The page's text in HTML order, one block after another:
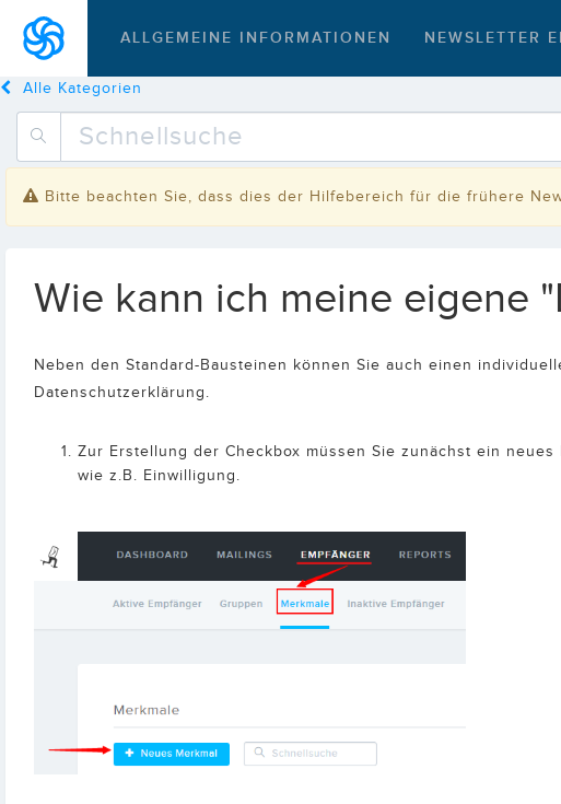
ALLGEMEINE INFORMATIONEN NEWSLETTER
Alle Kategorien
Bitte beachten Sie, dass dies der Hilfebereich für die frühere
Wie kann ich meine eigene
Neben den Standard-Bausteinen können Sie auch einen
Datenschutzerklärung.
Zur Erstellung der Checkbox müssen Sie zunächst ein
wie z.B. Einwilligung.